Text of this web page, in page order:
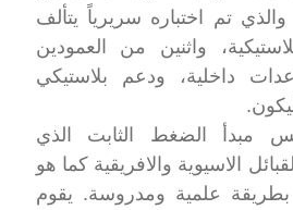
والذي تم اختباره سريرياً يتألف
واثنين من العمودين
داخلية، ودعم بلاستيكي
مبدأ الضغط الثابت الذي
الاسيوية والافريقية كما هو
بطريقة علمية ومدروسة. يقوم